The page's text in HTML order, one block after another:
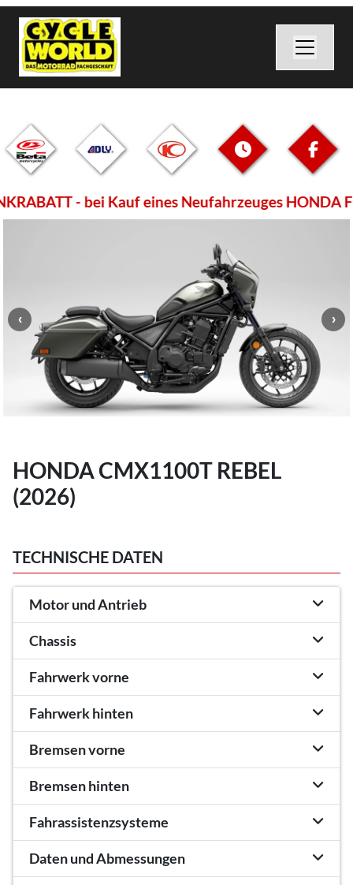
- bei Kauf eines Neufahrzeuges HONDA
HONDA CMX1100T REBEL
(2026)
TECHNISCHE DATEN
Motor und Antrieb
Chassis
Fahrwerk vorne
Fahrwerk hinten
Bremsen vorne
Bremsen hinten
Fahrassistenzsysteme
Daten und Abmessungen